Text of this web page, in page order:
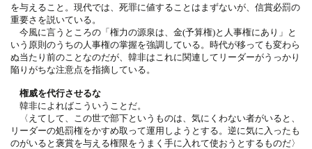
を与えること。現代では、死罪に値することはまずないが、信賞必罰の
重要さを説いている。
今風に言うところの「権力の源泉は、金(予算権)と人事権にあり」と
いう原則のうちの人事権の掌握を強調している。時代が移っても変わら
ぬ当たり前のことなのだが、韓非はこれに関連してリーダーがうっかり
陥りがちな注意点を指摘している。
権威を代行させるな
韓非によればこういうことだ。
〈えてして、この世で部下というものは、気にくわない者がいると、
リーダーの処罰権をかすめ取って運用しようとする。逆に気に入ったも
のがいると褒賞を与える権限をうまく手に入れて使おうとするものだ〉